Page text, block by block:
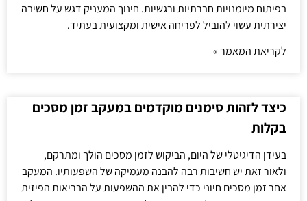
בפיתוח מיומנויות חברתיות ורגשיות. חינוך המעניק דגש על חשיבה
יצירתית עשוי להוביל לפריחה אישית ומקצועית בעתיד.
לקריאת המאמר »
כיצד לזהות סימנים מוקדמים במעקב זמן מסכים
בקלות
בעידן הדיגיטלי של היום, הביקוש לזמן מסכים הולך ומתרקם,
ולאור זאת יש חשיבות רבה להבנה מעמיקה של השפעותיו. המעקב
אחר זמן מסכים חיוני כדי להבין את ההשפעות על הבריאות הפיזית